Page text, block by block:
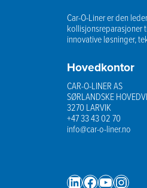
Car-O-Liner er den
kollisjonsreparasjoner
innovative løsninger,
Hovedkontor
CAR-O-LINER AS
SØRLANDSKE
3270 LARVIK
+47 33 43 02 70
info@car-o-liner.no
LinkedIn
Facebook
YouTube